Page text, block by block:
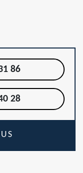
86
28